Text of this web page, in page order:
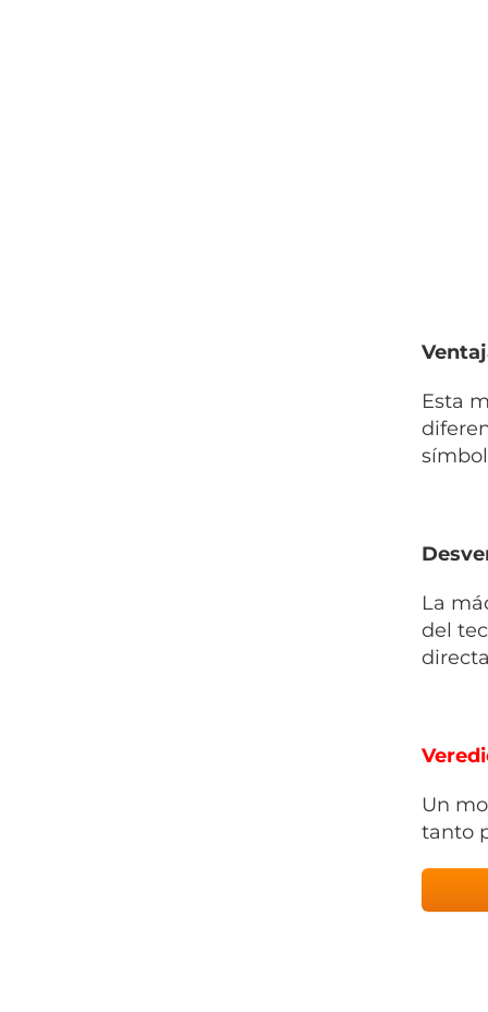
Esta
La
del
Un
tanto